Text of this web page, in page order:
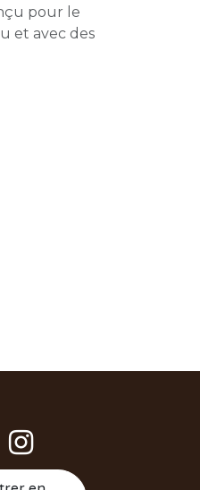
pour le
et avec des